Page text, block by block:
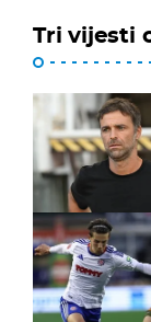
Tri vijesti